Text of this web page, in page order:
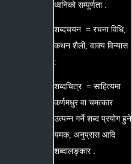
ध्वनिको सम्पूर्णता :
शब्दचयन = रचना विधि,
कथन शैली, वाक्य विन्यास
:
शब्दचित्र = साहित्यमा
कर्णमधुर वा चमत्कार
उत्पन्न गर्ने शब्द प्रयोग हुने
यमक, अनुप्रास आदि
शब्दालङ्कार :